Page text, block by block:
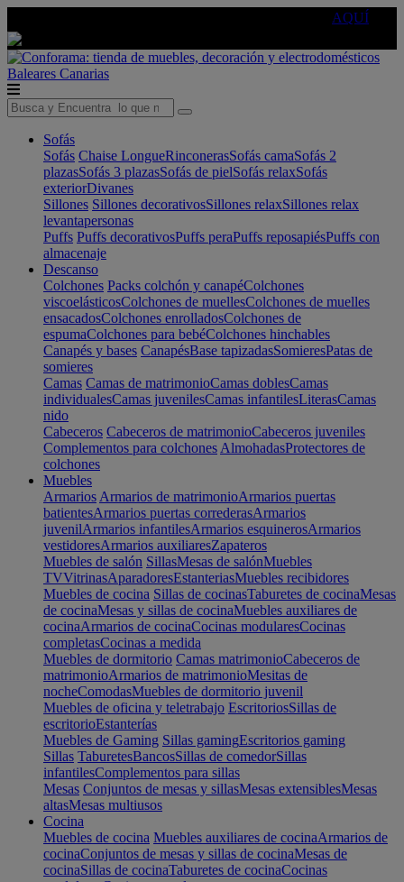
AQUÍ
Baleares Canarias
Sofás
Sofás Chaise LongueRinconerasSofás camaSofás 2
plazasSofás 3 plazasSofás de pielSofás relaxSofás
exteriorDivanes
Sillones Sillones decorativosSillones relaxSillones relax
levantapersonas
Puffs Puffs decorativosPuffs peraPuffs reposapiésPuffs con
almacenaje
Descanso
Colchones Packs colchón y canapéColchones
viscoelásticosColchones de muellesColchones de muelles
ensacadosColchones enrolladosColchones de
espumaColchones para bebéColchones hinchables
Canapés y bases CanapésBase tapizadasSomieresPatas de
somieres
Camas Camas de matrimonioCamas doblesCamas
individualesCamas juvenilesCamas infantilesLiterasCamas
nido
Cabeceros Cabeceros de matrimonioCabeceros juveniles
Complementos para colchones AlmohadasProtectores de
colchones
Muebles
Armarios Armarios de matrimonioArmarios puertas
batientesArmarios puertas correderasArmarios
juvenilArmarios infantilesArmarios esquinerosArmarios
vestidoresArmarios auxiliaresZapateros
Muebles de salón SillasMesas de salónMuebles
TVVitrinasAparadoresEstanteriasMuebles recibidores
Muebles de cocina Sillas de cocinasTaburetes de cocinaMesas
de cocinaMesas y sillas de cocinaMuebles auxiliares de
cocinaArmarios de cocinaCocinas modularesCocinas
completasCocinas a medida
Muebles de dormitorio Camas matrimonioCabeceros de
matrimonioArmarios de matrimonioMesitas de
nocheComodasMuebles de dormitorio juvenil
Muebles de oficina y teletrabajo EscritoriosSillas de
escritorioEstanterías
Muebles de Gaming Sillas gamingEscritorios gaming
Sillas TaburetesBancosSillas de comedorSillas
infantilesComplementos para sillas
Mesas Conjuntos de mesas y sillasMesas extensiblesMesas
altasMesas multiusos
Cocina
Muebles de cocina Muebles auxiliares de cocinaArmarios de
cocinaConjuntos de mesas y sillas de cocinaMesas de
cocinaSillas de cocinaTaburetes de cocinaCocinas